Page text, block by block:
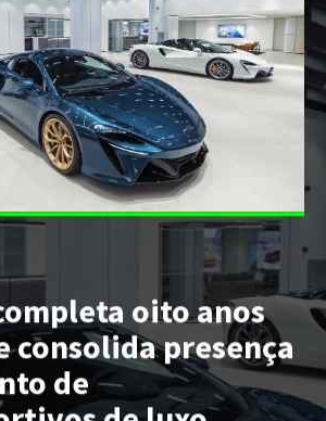
oito anos
consolida presença
de